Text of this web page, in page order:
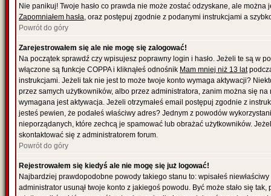
Nie panikuj! Twoje hasło co prawda nie może zostać odzyskane, ale
Zapomniałem hasła, oraz postępuj zgodnie z podanymi instrukcjami a
Powrót do góry
Zarejestrowałem się ale nie mogę się zalogować!
Na początek sprawdź czy wpisujesz poprawny login i hasło. Jeżeli te są w
włączone są funkcje COPPA i kliknąłeś odnośnik Mam mniej niż 13 lat
instrukcjami. Jeżeli tak nie jest to może twoje konto wymaga aktywacji?
przez samych użytkowników, albo przez administratora, zanim można się
wymagana jest aktywacja. Jeżeli otrzymałeś email postępuj zgodnie z
jesteś pewien, że podałeś właściwy adres? Jednym z powodów
nieporządanych, które zechcą je spamować lub obrażać użytkowników.
skontaktować się z administratorem forum.
Powrót do góry
Rejestrowałem się kiedyś ale nie mogę się już logować!
Najbardziej prawdopodobne powody takiego stanu to: wpisałeś
administrator usunął twoje konto z jakiegoś powodu. Być może stało się